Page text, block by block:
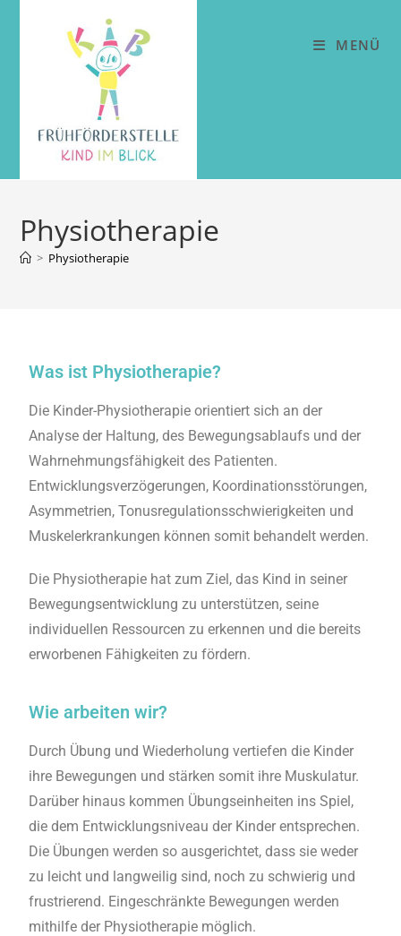
MENÜ
Physiotherapie
> Physiotherapie
Was ist Physiotherapie?
Die Kinder-Physiotherapie orientiert sich an der
Analyse der Haltung, des Bewegungsablaufs und der
Wahrnehmungsfähigkeit des Patienten.
Entwicklungsverzögerungen, Koordinationsstörungen,
Asymmetrien, Tonusregulationsschwierigkeiten und
Muskelerkrankungen können somit behandelt werden.
Die Physiotherapie hat zum Ziel, das Kind in seiner
Bewegungsentwicklung zu unterstützen, seine
individuellen Ressourcen zu erkennen und die bereits
erworbenen Fähigkeiten zu fördern.
Wie arbeiten wir?
Durch Übung und Wiederholung vertiefen die Kinder
ihre Bewegungen und stärken somit ihre Muskulatur.
Darüber hinaus kommen Übungseinheiten ins Spiel,
die dem Entwicklungsniveau der Kinder entsprechen.
Die Übungen werden so ausgerichtet, dass sie weder
zu leicht und langweilig sind, noch zu schwierig und
frustrierend. Eingeschränkte Bewegungen werden
mithilfe der Physiotherapie möglich.